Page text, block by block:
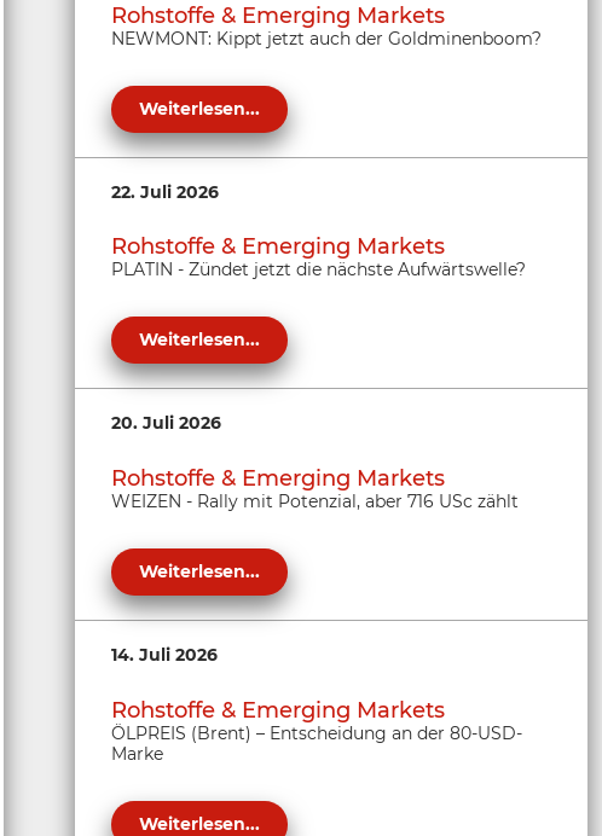
Rohstoffe & Emerging Markets
NEWMONT: Kippt jetzt auch der Goldminenboom?
Weiterlesen...
22. Juli 2026
Rohstoffe & Emerging Markets
PLATIN - Zündet jetzt die nächste Aufwärtswelle?
Weiterlesen...
20. Juli 2026
Rohstoffe & Emerging Markets
WEIZEN - Rally mit Potenzial, aber 716 USc zählt
Weiterlesen...
14. Juli 2026
Rohstoffe & Emerging Markets
ÖLPREIS (Brent) – Entscheidung an der 80-USD-
Marke
Weiterlesen...